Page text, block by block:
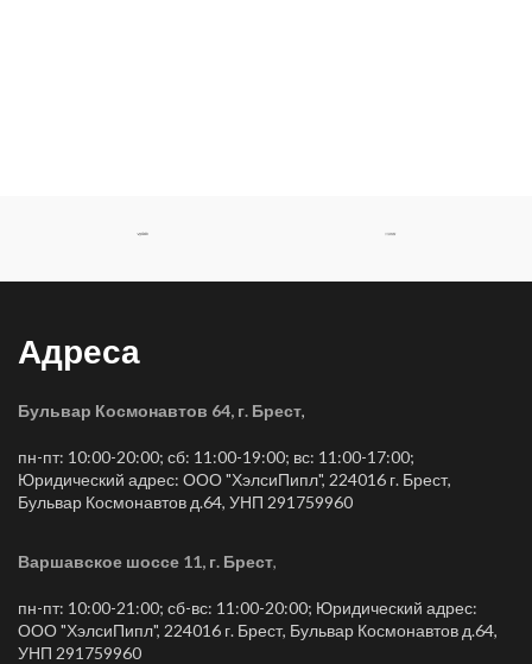
Адреса
Бульвар Космонавтов 64, г. Брест,
пн-пт: 10:00-20:00; сб: 11:00-19:00; вс: 11:00-17:00;
Юридический адрес: ООО "ХэлсиПипл", 224016 г. Брест,
Бульвар Космонавтов д.64, УНП 291759960
Варшавское шоссе 11, г. Брест,
пн-пт: 10:00-21:00; сб-вс: 11:00-20:00; Юридический адрес:
ООО "ХэлсиПипл", 224016 г. Брест, Бульвар Космонавтов д.64,
УНП 291759960